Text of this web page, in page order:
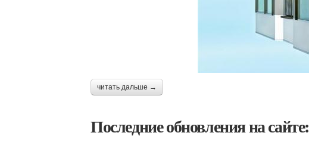
читать дальше →
Последние обновления на сайте: